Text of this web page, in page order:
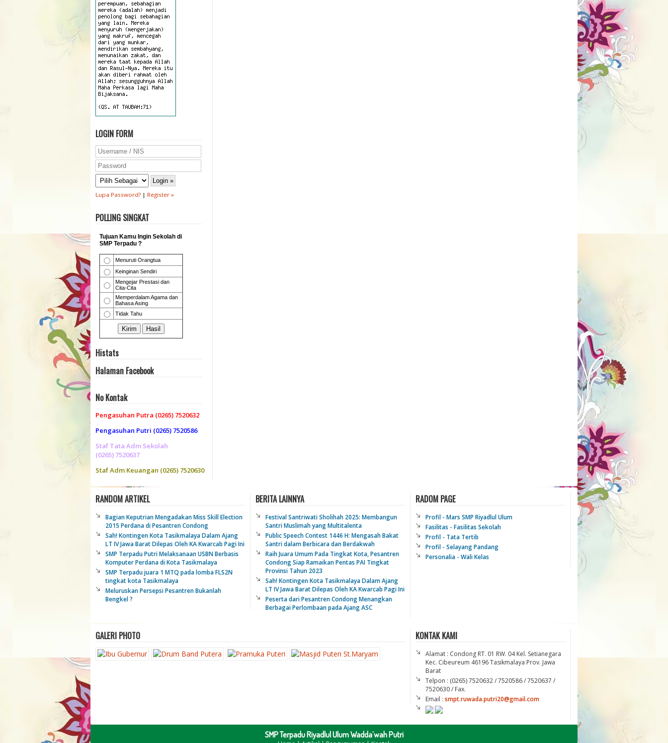
LOGIN FORM
Lupa Password? | Register »
POLLING SINGKAT
Histats
Halaman Facebook
No Kontak
Pengasuhan Putra (0265) 7520632
Pengasuhan Putri (0265) 7520586
Staf Tata Adm Sekolah
(0265) 7520637
Staf Adm Keuangan (0265) 7520630
RANDOM ARTIKEL
Bagian Keputrian Mengadakan Miss Skill Election
2015 Perdana di Pesantren Condong
Sah! Kontingen Kota Tasikmalaya Dalam Ajang
LT IV Jawa Barat Dilepas Oleh KA Kwarcab Pagi Ini
SMP Terpadu Putri Melaksanaan USBN Berbasis
Komputer Perdana di Kota Tasikmalaya
SMP Terpadu juara 1 MTQ pada lomba FLS2N
tingkat kota Tasikmalaya
Meluruskan Persepsi Pesantren Bukanlah
Bengkel ?
BERITA LAINNYA
Festival Santriwati Sholihah 2025: Membangun
Santri Muslimah yang Multitalenta
Public Speech Contest 1446 H: Mengasah Bakat
Santri dalam Berbicara dan Berdakwah
Raih Juara Umum Pada Tingkat Kota, Pesantren
Condong Siap Ramaikan Pentas PAI Tingkat
Provinsi Tahun 2023
Sah! Kontingen Kota Tasikmalaya Dalam Ajang
LT IV Jawa Barat Dilepas Oleh KA Kwarcab Pagi Ini
Peserta dari Pesantren Condong Menangkan
Berbagai Perlombaan pada Ajang ASC
RADOM PAGE
Profil - Mars SMP Riyadlul Ulum
Fasilitas - Fasilitas Sekolah
Profil - Tata Tertib
Profil - Selayang Pandang
Personalia - Wali Kelas
GALERI PHOTO KONTAK KAMI
Alamat : Condong RT. 01 RW. 04 Kel. Setianegara
Kec. Cibeureum 46196 Tasikmalaya Prov. Jawa
Barat
Telpon : (0265) 7520632 / 7520586 / 7520637 /
7520630 / Fax.
Email : smpt.ruwada.putri20@gmail.com
SMP Terpadu Riyadlul Ulum Wadda`wah Putri